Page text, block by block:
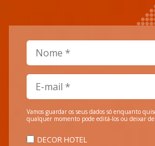
Vamos guardar os seus dados só enquanto
qualquer momento pode editá-los ou deixar de
DECOR HOTEL